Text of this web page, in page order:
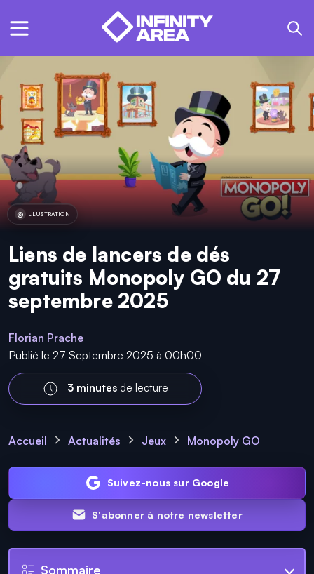
ILLUSTRATION
Liens de lancers de dés
gratuits Monopoly GO du 27
septembre 2025
Florian Prache
Publié le 27 Septembre 2025 à 00h00
3 minutes de lecture
Accueil Actualités Jeux Monopoly GO
Suivez-nous sur Google
S'abonner à notre newsletter
Sommaire